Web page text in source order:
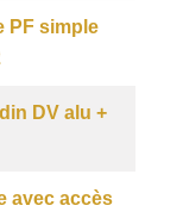
PF simple
DV alu +
avec accès